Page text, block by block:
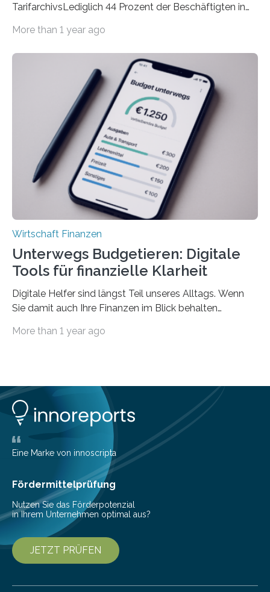
TarifarchivsLediglich 44 Prozent der Beschäftigten in
tarifgebundenen Betrieben ist der Anteil mit 72 Prozent
Unterkünfte fast überall deutlich teurer geworden. Für
viele Beschäftigte ist deshalb das zumeist im Juni oder
Juli ausgezahlte Urlaubsgeld ein wichtiger Faktor, um
sich den wohlverdienten Jahresurlaub leisten zu
können. Allerdings erhält mit 44 Prozent noch nicht
einmal die Hälfte aller Beschäftigten in der
Privatwirtschaft Urlaubsgeld. Zu diesem…
More than 1 year ago
Wirtschaft Finanzen
Unterwegs Budgetieren: Digitale
Tools für finanzielle Klarheit
Digitale Helfer sind längst Teil unseres Alltags. Wenn
Sie damit auch Ihre Finanzen im Blick behalten
die genau das ermöglichen: Sie helfen Ihnen, Ausgaben
Lösungen interessieren. 1. Multibanking-Tools: Alle
Konten auf einen Blick Viele Banken bieten bereits in
ihrem Online-Banking eine Multibanking-Funktion an,
mit der sich Konten bei anderen Banken…
More than 1 year ago
Eine Marke von innoscripta
Fördermittelprüfung
Nutzen Sie das Förderpotenzial
in Ihrem Unternehmen optimal aus?
JETZT PRÜFEN